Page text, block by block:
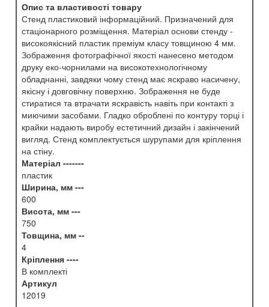
Опис та властивості товару
Стенд пластиковий інформаційний. Призначений для
стаціонарного розміщення. Матеріал основи стенду -
високоякісний пластик преміум класу товщиною 4 мм.
Зображення фотографічної якості нанесено методом
друку еко-чорнилами на високотехнологічному
обладнанні, завдяки чому стенд має яскраво насичену,
якісну і довговічну поверхню. Зображення не буде
стиратися та втрачати яскравість навіть при контакті з
миючими засобами. Гладко оброблені по контуру торці і
крайки надають виробу естетичний дизайн і закінчений
вигляд. Стенд комплектується шурупами для кріплення
на стіну.
Матеріал -------
пластик
Ширина, мм ---
600
Висота, мм ---
750
Товщина, мм --
4
Кріплення ----
В комплекті
Артикул
12019